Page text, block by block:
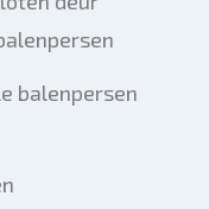
balenpersen